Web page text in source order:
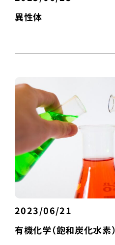
異性体
2023/06/21
有機化学（飽和炭化水素）